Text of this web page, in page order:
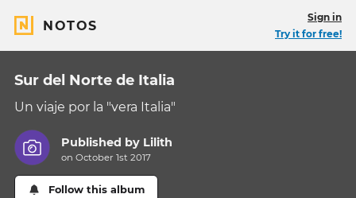
NOTOS
Sign in
Try it for free!
Sur del Norte de Italia
Un viaje por la "vera Italia"
Published by Lilith
on October 1st 2017
Follow this album